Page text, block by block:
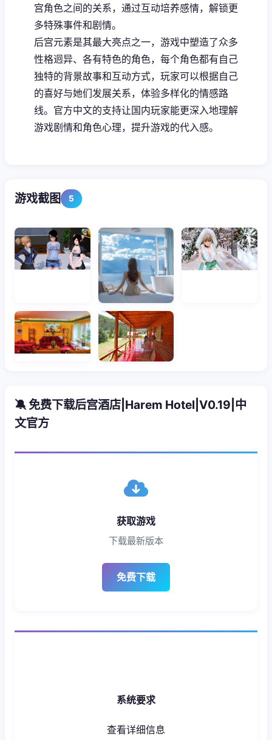
宫角色之间的关系，通过互动培养感情，解锁更
多特殊事件和剧情。
后宫元素是其最大亮点之一，游戏中塑造了众多
性格迥异、各有特色的角色，每个角色都有自己
独特的背景故事和互动方式，玩家可以根据自己
的喜好与她们发展关系，体验多样化的情感路
线。官方中文的支持让国内玩家能更深入地理解
游戏剧情和角色心理，提升游戏的代入感。
游戏截图 5
🔕 免费下载后宫酒店|Harem Hotel|V0.19|中
文官方
获取游戏
下载最新版本
免费下载
系统要求
查看详细信息